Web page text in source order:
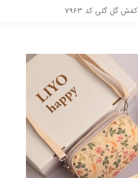
کفش گل گلی کد 7963